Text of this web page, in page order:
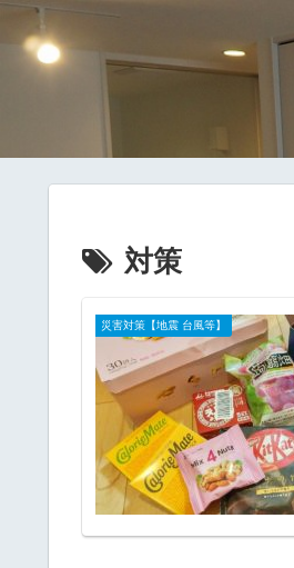
対策
災害対策【地震 台風等】